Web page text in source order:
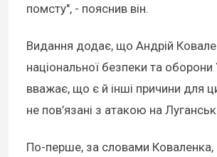
помсту", - пояснив він.
Видання додає, що Андрій
національної безпеки та оборони
вважає, що є й інші причини для
не пов’язані з атакою на Луганськ.
По-перше, за словами Коваленка,